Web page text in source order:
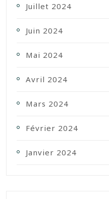
Juillet 2024
Juin 2024
Mai 2024
Avril 2024
Mars 2024
Février 2024
Janvier 2024